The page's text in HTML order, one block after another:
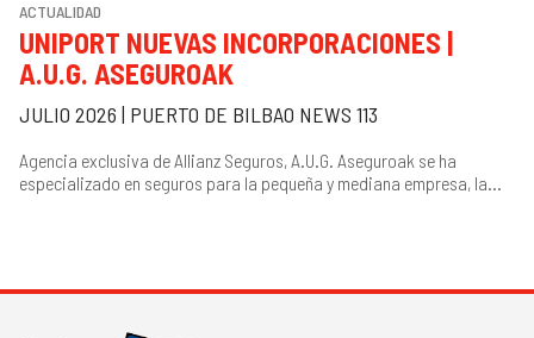
ACTUALIDAD
UNIPORT NUEVAS INCORPORACIONES |
A.U.G. ASEGUROAK
JULIO 2026 | PUERTO DE BILBAO NEWS 113
Agencia exclusiva de Allianz Seguros, A.U.G. Aseguroak se ha
especializado en seguros para la pequeña y mediana empresa, la...